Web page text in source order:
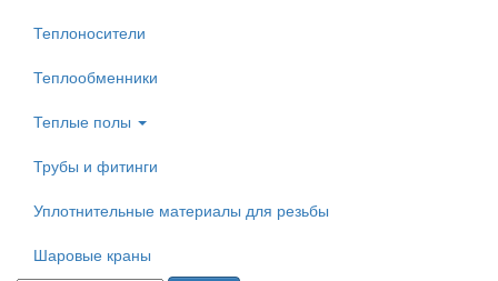
Теплоносители
Теплообменники
Теплые полы
Трубы и фитинги
Уплотнительные материалы для резьбы
Шаровые краны